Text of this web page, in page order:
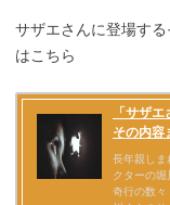
サザエさんに登場す
はこちら